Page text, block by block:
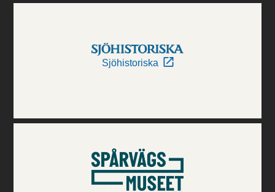
Sjöhistoriska